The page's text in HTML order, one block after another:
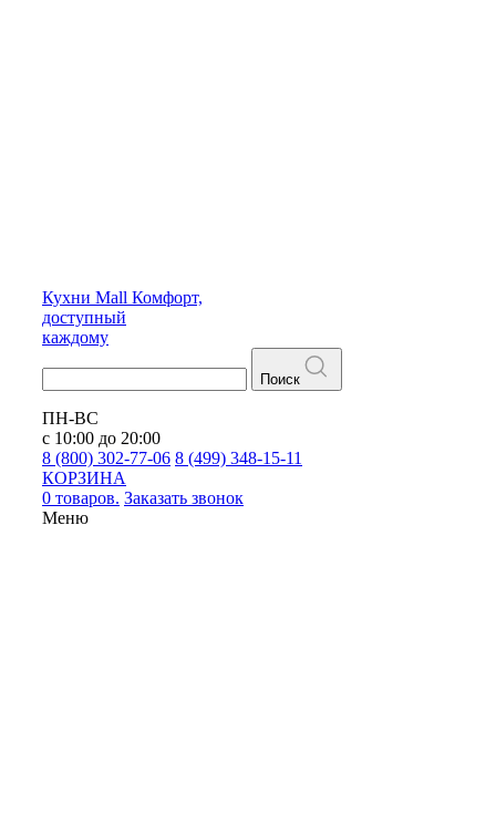
Кухни Mall Комфорт,
доступный
каждому
Поиск
ПН-ВС
с 10:00 до 20:00
8 (800) 302-77-06 8 (499) 348-15-11
КОРЗИНА
0 товаров. Заказать звонок
Меню